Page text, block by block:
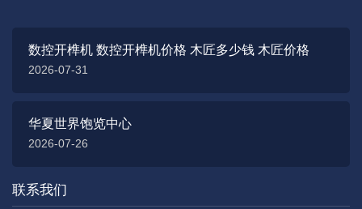
数控开榫机 数控开榫机价格 木匠多少钱 木匠价格
2026-07-31
华夏世界饱览中心
2026-07-26
联系我们